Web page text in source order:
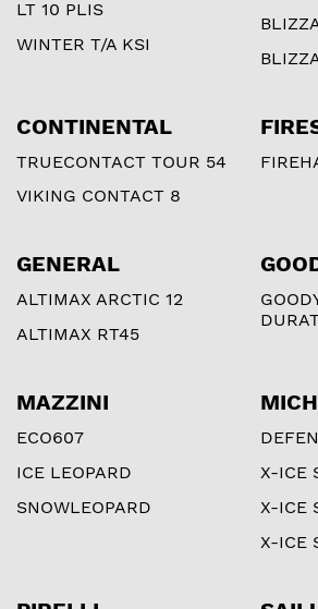
LT 10 PLIS
WINTER T/A KSI
CONTINENTAL
TRUECONTACT TOUR 54
VIKING CONTACT 8
GENERAL
ALTIMAX ARCTIC 12
ALTIMAX RT45
MAZZINI
ECO607
ICE LEOPARD
SNOWLEOPARD
X-ICE
X-ICE
X-ICE